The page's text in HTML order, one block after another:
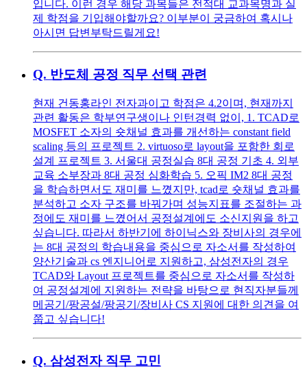
입니다. 이런 경우 해당 과목들은 전적대 교과목명과 실
제 학점을 기입해야할까요? 이부분이 궁금하여 혹시나
아시면 답변부탁드릴게요!
Q. 반도체 공정 직무 선택 관련
현재 건동홍라인 전자과이고 학점은 4.2이며, 현재까지
관련 활동은 학부연구생이나 인턴경력 없이, 1. TCAD로
MOSFET 소자의 숏채널 효과를 개선하는 constant field
scaling 등의 프로젝트 2. virtuoso로 layout을 포함한 회로
설계 프로젝트 3. 서울대 공정실습 8대 공정 기초 4. 외부
교육 소부장과 8대 공정 심화학습 5. 오픽 IM2 8대 공정
을 학습하면서도 재미를 느꼈지만, tcad로 숏채널 효과를
분석하고 소자 구조를 바꿔가며 성능지표를 조절하는 과
정에도 재미를 느꼈어서 공정설계에도 소신지원을 하고
싶습니다. 따라서 하반기에 하이닉스와 장비사의 경우에
는 8대 공정의 학습내용을 중심으로 자소서를 작성하여
양산기술과 cs 엔지니어로 지원하고, 삼성전자의 경우
TCAD와 Layout 프로젝트를 중심으로 자소서를 작성하
여 공정설계에 지원하는 전략을 바탕으로 현직자분들께
메공기/팡공설/팡공기/장비사 CS 지원에 대한 의견을 여
쭙고 싶습니다!
Q. 삼성전자 직무 고민